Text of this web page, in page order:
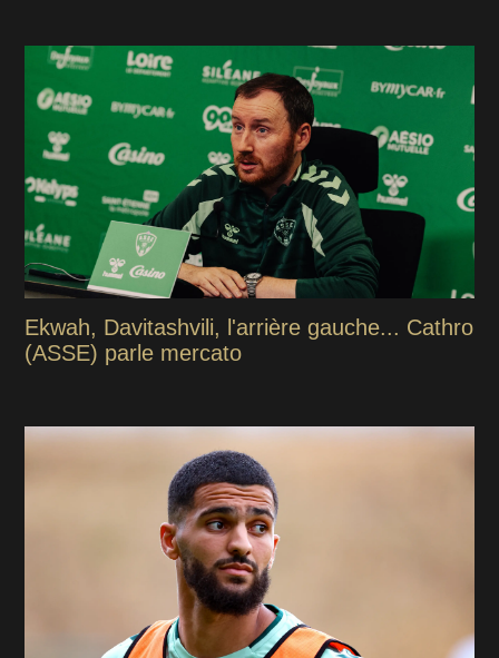
Ekwah, Davitashvili, l'arrière gauche... Cathro
(ASSE) parle mercato